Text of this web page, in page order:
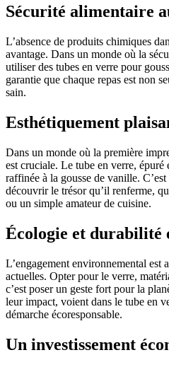
Sécurité alimentaire
L’absence de produits chimiques
avantage. Dans un monde où la
utiliser des tubes en verre pour
garantie que chaque repas est non
sain.
Esthétiquement
Dans un monde où la première
est cruciale. Le tube en verre,
raffinée à la gousse de vanille.
découvrir le trésor qu’il renferme,
ou un simple amateur de cuisine.
Écologie et durabilité
L’engagement environnemental est
actuelles. Opter pour le verre,
c’est poser un geste fort pour la
leur impact, voient dans le tube en
démarche écoresponsable.
Un investissement